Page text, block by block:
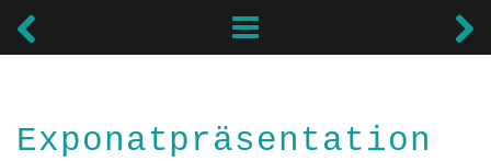
Exponatpräsentation